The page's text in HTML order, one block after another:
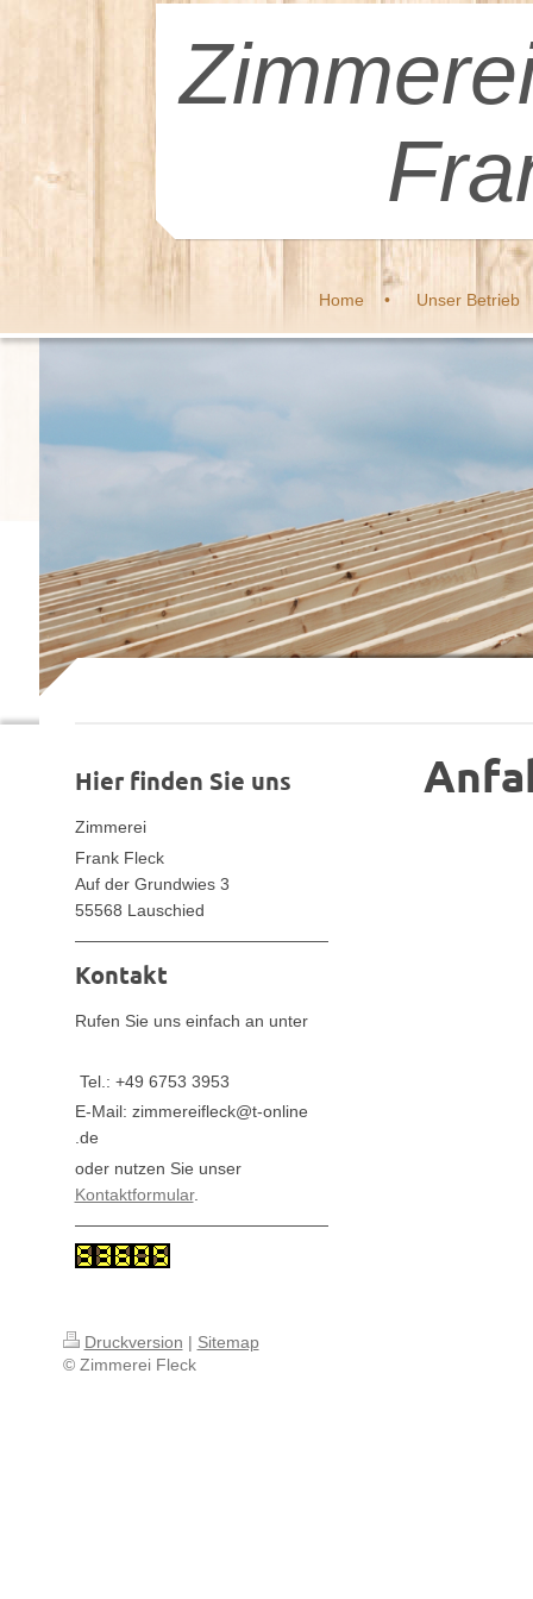
Home Unser Betrieb
Hier finden Sie uns
Zimmerei
Frank Fleck
Auf der Grundwies 3
55568 Lauschied
Kontakt
Rufen Sie uns einfach an unter
Tel.: +49 6753 3953
E-Mail: zimmereifleck@t-online
.de
oder nutzen Sie unser
Kontaktformular.
Druckversion | Sitemap
© Zimmerei Fleck